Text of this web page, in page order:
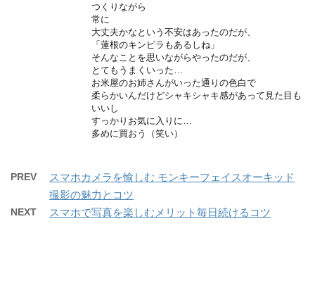
つくりながら
常に
大丈夫かなという不安はあったのだが、
「蓮根のキンピラもあるしね」
そんなことを思いながらやったのだが、
とてもうまくいった…
お米屋のお姉さんがいった通りの色白で
柔らかいんだけどシャキシャキ感があって見た目も
いいし
すっかりお気に入りに…
多めに買おう（笑い）
PREV
スマホカメラを愉しむ モンキーフェイスオーキッド
撮影の魅力とコツ
NEXT スマホで写真を楽しむメリット毎日続けるコツ